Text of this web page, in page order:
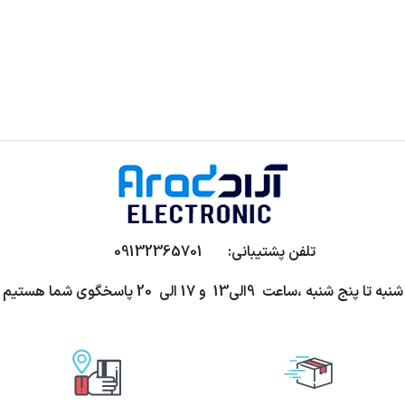
تلفن پشتیبانی: 09132365701
شنبه تا پنج شنبه ،ساعت 9الی13 و 17 الی 20 پاسخگوی شما هستیم